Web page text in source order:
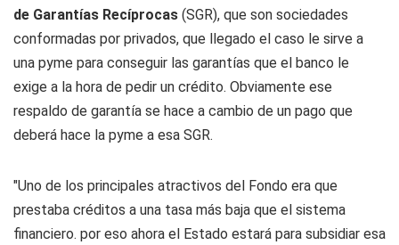
de Garantías Recíprocas (SGR), que son sociedades
conformadas por privados, que llegado el caso le sirve a
una pyme para conseguir las garantías que el banco le
exige a la hora de pedir un crédito. Obviamente ese
respaldo de garantía se hace a cambio de un pago que
deberá hace la pyme a esa SGR.
"Uno de los principales atractivos del Fondo era que
prestaba créditos a una tasa más baja que el sistema
financiero. por eso ahora el Estado estará para subsidiar esa